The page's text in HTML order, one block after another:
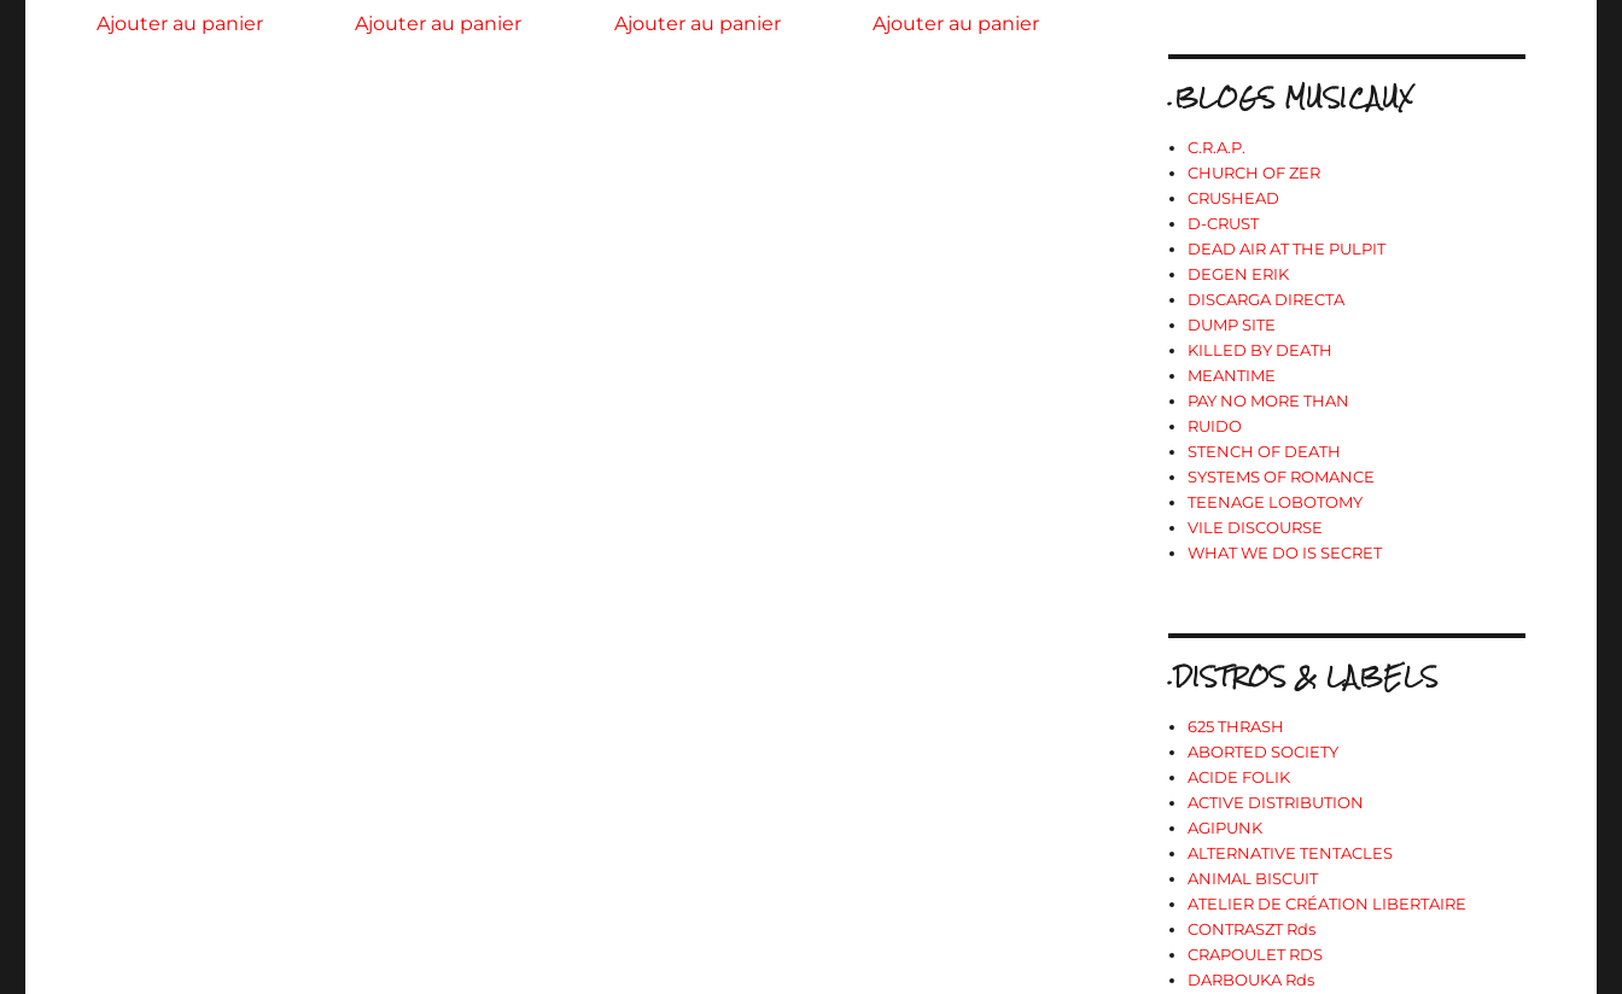
Ajouter au panier Ajouter au panier Ajouter au panier Ajouter au panier
.BLOGS MUSICAUX
C.R.A.P.
CHURCH OF ZER
CRUSHEAD
D-CRUST
DEAD AIR AT THE PULPIT
DEGEN ERIK
DISCARGA DIRECTA
DUMP SITE
KILLED BY DEATH
MEANTIME
PAY NO MORE THAN
RUIDO
STENCH OF DEATH
SYSTEMS OF ROMANCE
TEENAGE LOBOTOMY
VILE DISCOURSE
WHAT WE DO IS SECRET
.DISTROS & LABELS
625 THRASH
ABORTED SOCIETY
ACIDE FOLIK
ACTIVE DISTRIBUTION
AGIPUNK
ALTERNATIVE TENTACLES
ANIMAL BISCUIT
ATELIER DE CRÉATION LIBERTAIRE
CONTRASZT Rds
CRAPOULET RDS
DARBOUKA Rds